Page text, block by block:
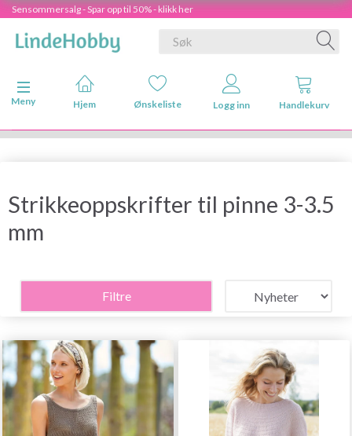
Sensommersalg - Spar opp til 50% - klikk her
Veksle navigasjon
Meny
Hjem Ønskeliste Logg inn Handlekurv
Strikkeoppskrifter til pinne 3-3.5
mm
Filtre